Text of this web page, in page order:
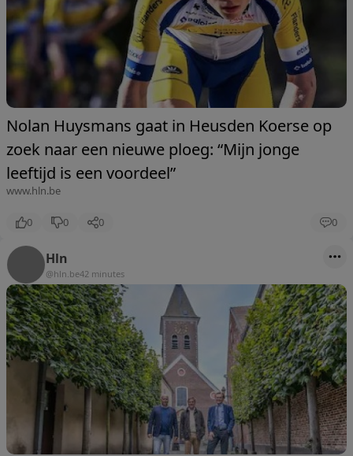
Nolan Huysmans gaat in Heusden Koerse op
zoek naar een nieuwe ploeg: “Mijn jonge
leeftijd is een voordeel”
www.hln.be
0 0 0 0
Hln
@hln.be42 minutes